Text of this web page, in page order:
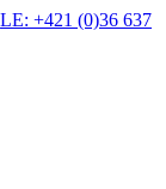
LE: +421 (0)36 637